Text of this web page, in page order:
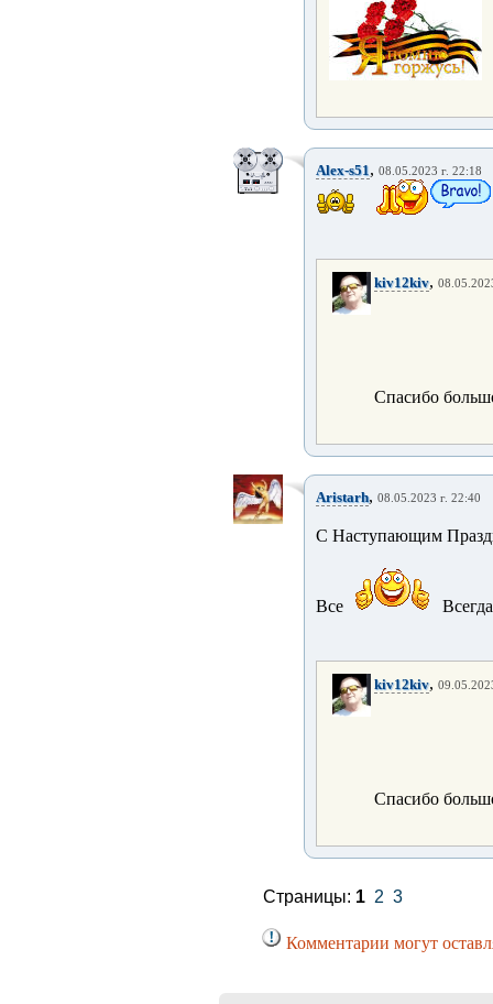
Alex-s51, 08.05.2023 г. 22:18
kiv12kiv,
Спасибо
Aristarh, 08.05.2023 г. 22:40
С Наступающим
Все
kiv12kiv,
Спасибо
Страницы: 1 2 3
Комментарии могут